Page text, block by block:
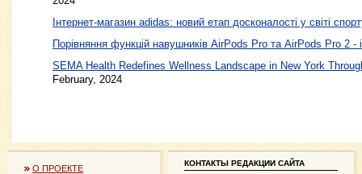
Інтернет-магазин adidas: новий етап досконалості у світі
Порівняння функцій навушників AirPods Pro та AirPods Pro 2 -
SEMA Health Redefines Wellness Landscape in New York
February, 2024
О ПРОЕКТЕ
КОНТАКТЫ РЕДАКЦИИ САЙТА